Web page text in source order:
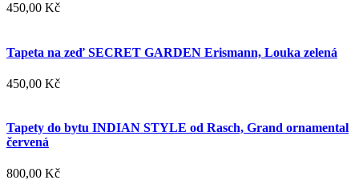
450,00 Kč
Tapeta na zeď SECRET GARDEN Erismann, Louka zelená
450,00 Kč
Tapety do bytu INDIAN STYLE od Rasch, Grand ornamental
červená
800,00 Kč